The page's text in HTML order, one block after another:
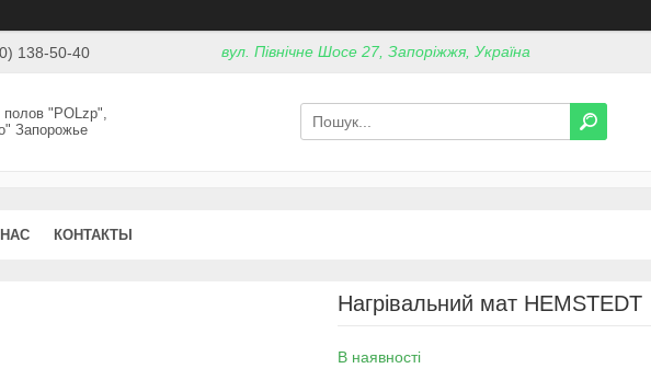
138-50-40 вул. Північне Шосе 27, Запоріжжя, Україна
полов "POLzp",
Запорожье
КОНТАКТЫ
Нагрівальний мат HEMSTEDT
В наявності